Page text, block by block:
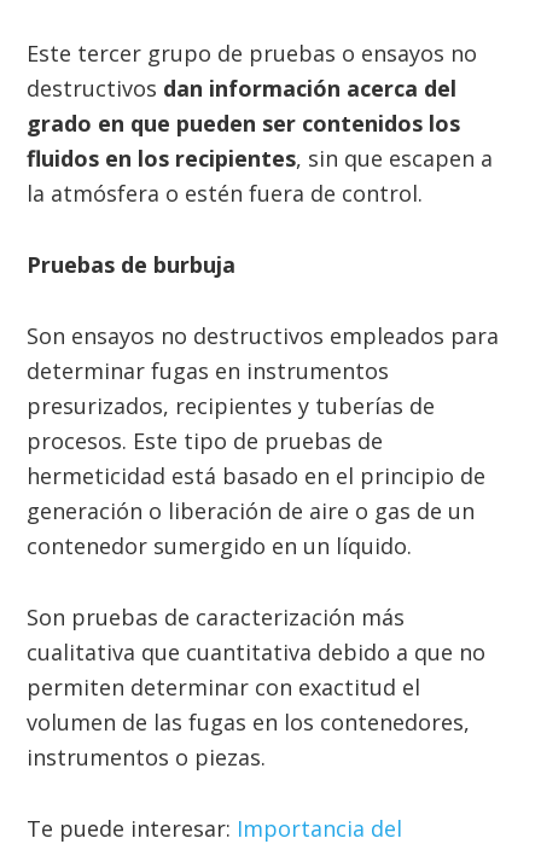
Este tercer grupo de pruebas o ensayos no
destructivos dan información acerca del
grado en que pueden ser contenidos los
fluidos en los recipientes, sin que escapen a
la atmósfera o estén fuera de control.
Pruebas de burbuja
Son ensayos no destructivos empleados para
determinar fugas en instrumentos
presurizados, recipientes y tuberías de
procesos. Este tipo de pruebas de
hermeticidad está basado en el principio de
generación o liberación de aire o gas de un
contenedor sumergido en un líquido.
Son pruebas de caracterización más
cualitativa que cuantitativa debido a que no
permiten determinar con exactitud el
volumen de las fugas en los contenedores,
instrumentos o piezas.
Te puede interesar: Importancia del